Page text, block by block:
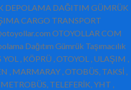
DEPOLAMA DAĞITIM GÜMRÜK
CARGO TRANSPORT
OTOYOLLAR COM
Dağıtım Gümrük Taşımacılık
, KÖPRÜ , OTOYOL , ULAŞIM ,
, MARMARAY , OTOBÜS, TAKSİ ,
TELEFERİK, YHT ,